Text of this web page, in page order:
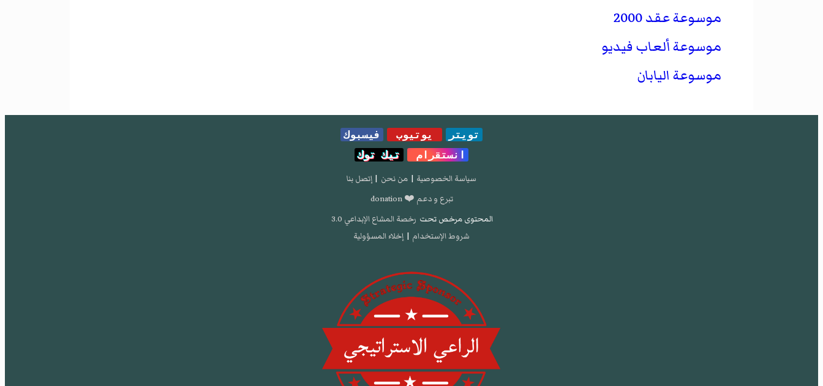
موسوعة عقد 2000
موسوعة ألعاب فيديو
موسوعة اليابان
تويتر يوتيوب
فيسبوك
انستقرام
تيك توك
سياسة الخصوصية | من نحن | إتصل بنا
تبرع و دعم ❤️ donation
المحتوى مرخص تحت رخصة المشاع الإبداعي 3.0
شروط الإستخدام | إخلاء المسؤولية